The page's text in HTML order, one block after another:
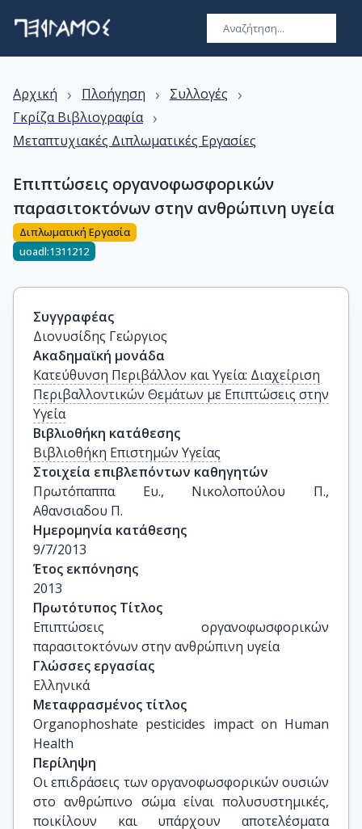
Αρχική › Πλοήγηση › Συλλογές ›
Γκρίζα Βιβλιογραφία ›
Μεταπτυχιακές Διπλωματικές Εργασίες
Επιπτώσεις οργανοφωσφορικών
παρασιτοκτόνων στην ανθρώπινη υγεία
Διπλωματική Εργασία
uoadl:1311212
Συγγραφέας
Διονυσίδης Γεώργιος
Ακαδημαϊκή μονάδα
Κατεύθυνση Περιβάλλον και Υγεία: Διαχείριση
Περιβαλλοντικών Θεμάτων με Επιπτώσεις στην
Υγεία
Βιβλιοθήκη κατάθεσης
Βιβλιοθήκη Επιστημών Υγείας
Στοιχεία επιβλεπόντων καθηγητών
Πρωτόπαππα Ευ., Νικολοπούλου Π.,
Αθανσιαδου Π.
Ημερομηνία κατάθεσης
9/7/2013
Έτος εκπόνησης
2013
Πρωτότυπος Τίτλος
Επιπτώσεις οργανοφωσφορικών
παρασιτοκτόνων στην ανθρώπινη υγεία
Γλώσσες εργασίας
Ελληνικά
Μεταφρασμένος τίτλος
Organophoshate pesticides impact on Human
Health
Περίληψη
Οι επιδράσεις των οργανοφωσφορικών ουσιών
στο ανθρώπινο σώμα είναι πολυσυστημικές,
ποικίλουν και υπάρχουν αποτελέσματα